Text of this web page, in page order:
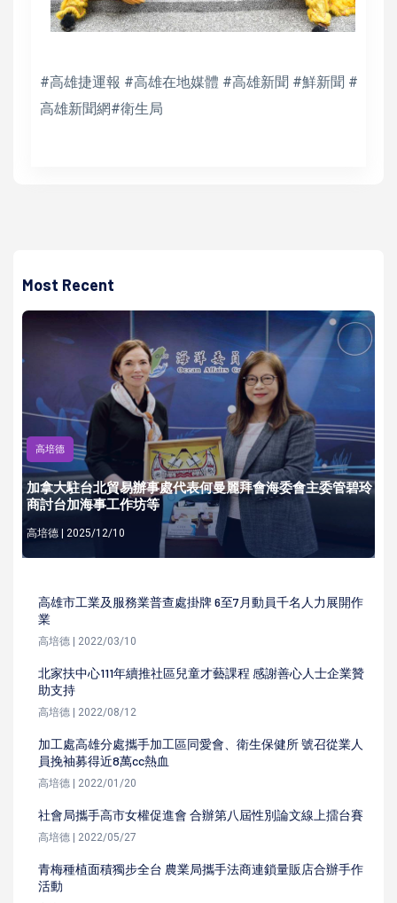
#高雄捷運報 #高雄在地媒體 #高雄新聞 #鮮新聞 #
高雄新聞網#衛生局
Most Recent
高培德
加拿大駐台北貿易辦事處代表何曼麗拜會海委會主委管碧玲
商討台加海事工作坊等
高培德 | 2025/12/10
高雄市工業及服務業普查處掛牌 6至7月動員千名人力展開作
業
高培德 | 2022/03/10
北家扶中心111年續推社區兒童才藝課程 感謝善心人士企業贊
助支持
高培德 | 2022/08/12
加工處高雄分處攜手加工區同愛會、衛生保健所 號召從業人
員挽袖募得近8萬cc熱血
高培德 | 2022/01/20
社會局攜手高市女權促進會 合辦第八屆性別論文線上擂台賽
高培德 | 2022/05/27
青梅種植面積獨步全台 農業局攜手法商連鎖量販店合辦手作
活動